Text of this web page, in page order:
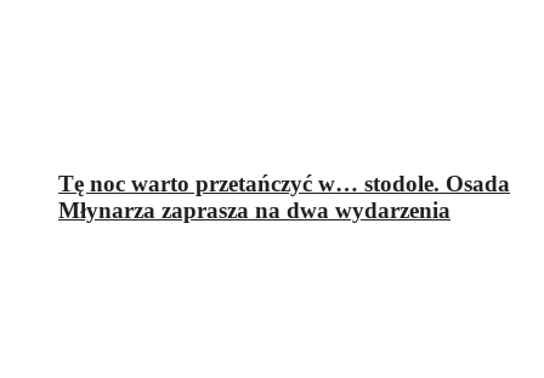
Tę noc warto przetańczyć w… stodole. Osada
Młynarza zaprasza na dwa wydarzenia